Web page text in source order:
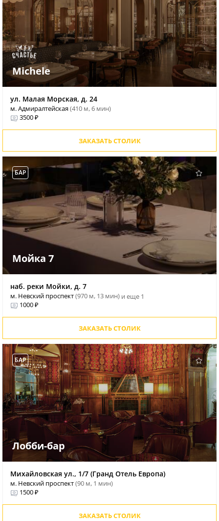
Michele
ул. Малая Морская, д. 24
м. Адмиралтейская(410 м, 6 мин)
3500 ₽
ЗАКАЗАТЬ СТОЛИК
БАР
Мойка 7
наб. реки Мойки, д. 7
м. Невский проспект(970 м, 13 мин) и еще 1
1000 ₽
ЗАКАЗАТЬ СТОЛИК
БАР
Лобби-бар
Михайловская ул., 1/7 (Гранд Отель Европа)
м. Невский проспект(90 м, 1 мин)
1500 ₽
ЗАКАЗАТЬ СТОЛИК